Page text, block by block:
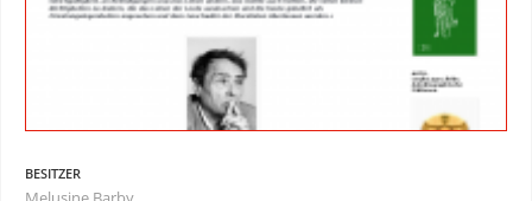
BESITZER